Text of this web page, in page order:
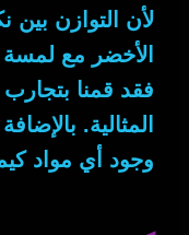
لأن التوازن بين
الأخضر مع لمسة
فقد قمنا
المثالية.
وجود أي مواد